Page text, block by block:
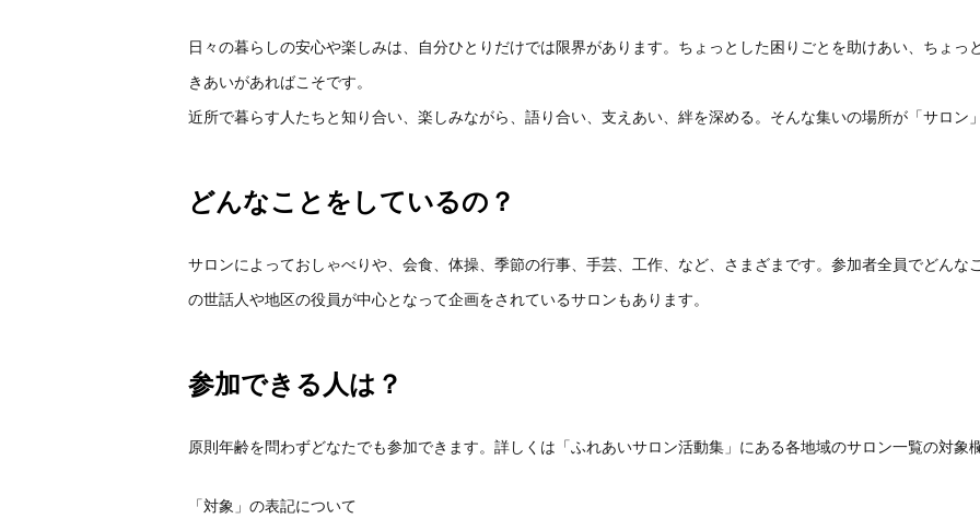
日々の暮らしの安心や楽しみは、自分ひとりだけでは限界があります。ちょっとした困りごとを助けあい、ちょっ
きあいがあればこそです。
近所で暮らす人たちと知り合い、楽しみながら、語り合い、支えあい、絆を深める。そんな集いの場所が「サロン」
どんなことをしているの？
サロンによっておしゃべりや、会食、体操、季節の行事、手芸、工作、など、さまざまです。参加者全員でどんな
の世話人や地区の役員が中心となって企画をされているサロンもあります。
参加できる人は？
原則年齢を問わずどなたでも参加できます。詳しくは「ふれあいサロン活動集」にある各地域のサロン一覧の対象
「対象」の表記について